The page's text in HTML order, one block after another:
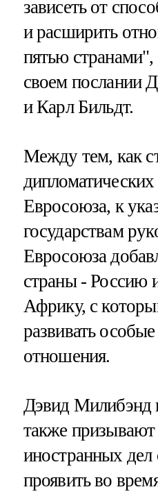
зависеть от
и расширить
пятью
своем послании
и Карл Бильдт.
Между тем, как
дипломатических
Евросоюза, к
государствам
Евросоюза
страны -
Африку, с
развивать
отношения.
Дэвид Милибэнд
также
иностранных
проявить во